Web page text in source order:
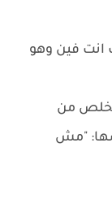
فين وهو
من
"مش